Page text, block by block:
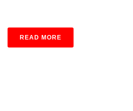
READ MORE